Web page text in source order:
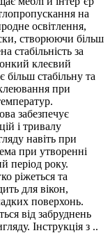
на
освітлення,
створюючи більш
стабільність за
клеєвий
стабільну та
при
забезпечує
і тривалу
навіть при
при утворенні
період року.
ріжеться та
для вікон,
поверхонь.
від забруднень
Інструкція з ..